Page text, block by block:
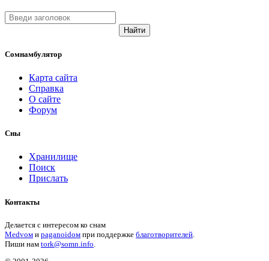
Найти
Сомнамбулятор
Карта сайта
Справка
О сайте
Форум
Сны
Хранилище
Поиск
Прислать
Контакты
Делается с интересом ко снам
Medvом и paganoidом при поддержке благотворителей
Пиши нам tork@somn.info